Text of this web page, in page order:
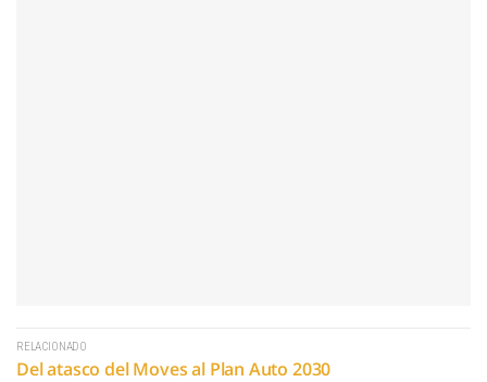
RELACIONADO
Del atasco del Moves al Plan Auto 2030